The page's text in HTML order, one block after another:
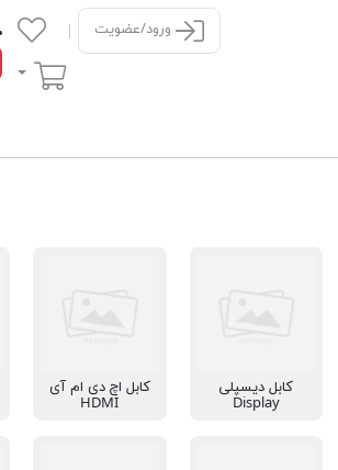
ورود/عضویت
سبد خرید
کابل دیسپلی
Display
کابل اچ دی ام آی
HDMI